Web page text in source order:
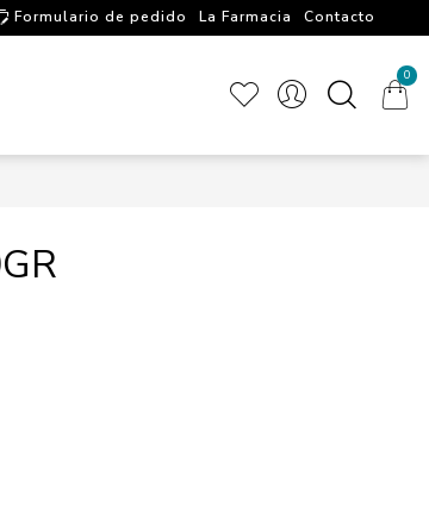
Formulario de pedido La Farmacia
Contacto
0